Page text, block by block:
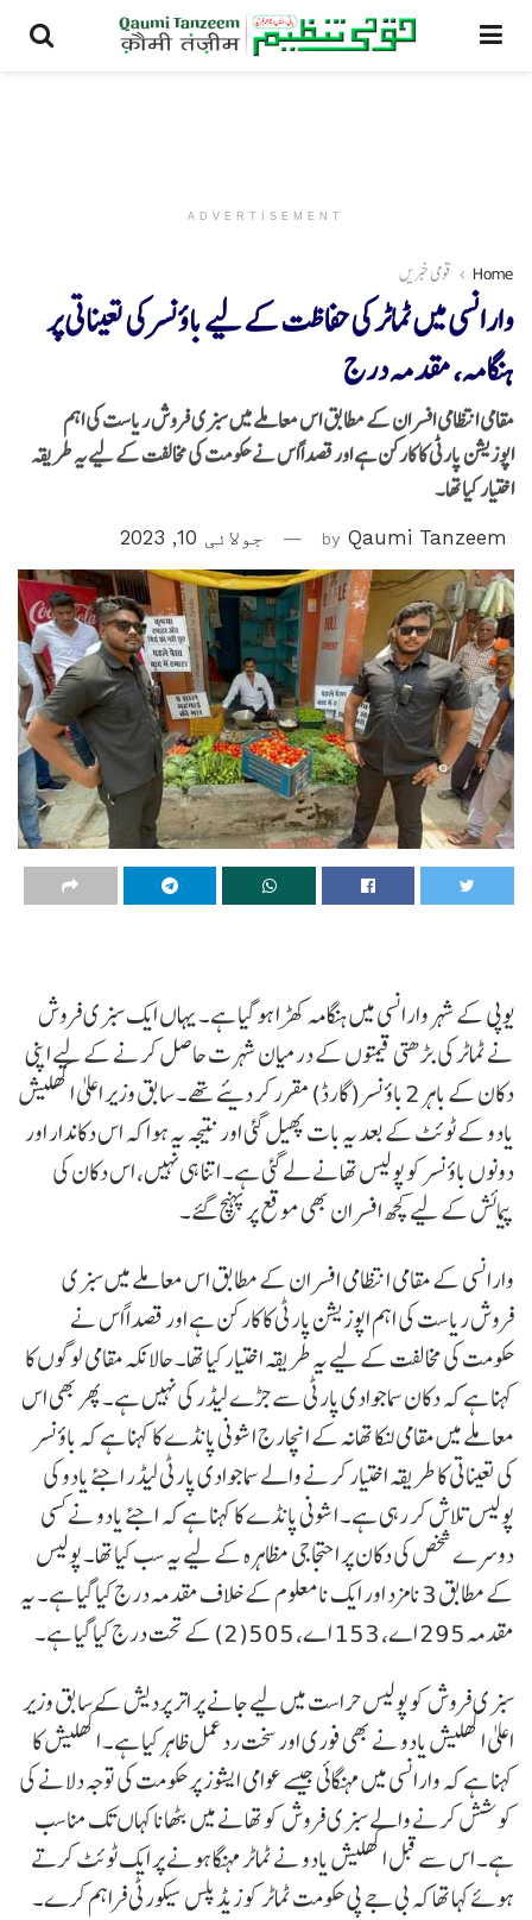
ADVERTISEMENT
Home قومی خبریں
وارانسی میں ٹماٹر کی حفاظت کے لیے باؤنسر کی تعیناتی پر
ہنگامہ، مقدمہ درج
مقامی انتظامی افسران کے مطابق اس معاملے میں سبزی فروش ریاست کی اہم
اپوزیشن پارٹی کا کارکن ہے اور قصداً اس نے حکومت کی مخالفت کے لیے یہ طریقہ
اختیار کیا تھا۔
by Qaumi Tanzeem جولائی 10, 2023
یوپی کے شہر وارانسی میں ہنگامہ کھڑا ہو گیا ہے۔ یہاں ایک سبزی فروش
نے ٹماٹر کی بڑھتی قیمتوں کے درمیان شہرت حاصل کرنے کے لیے اپنی
دکان کے باہر 2 باؤنسر (گارڈ) مقرر کر دیئے تھے۔ سابق وزیر اعلیٰ اکھلیش
یادو کے ٹوئٹ کے بعد یہ بات پھیل گئی اور نتیجہ یہ ہوا کہ اس دکاندار اور
دونوں باؤنسر کو پولیس تھانے لے گئی ہے۔ اتنا ہی نہیں، اس دکان کی
پیمائش کے لیے کچھ افسران بھی موقع پر پہنچ گئے۔
وارانسی کے مقامی انتظامی افسران کے مطابق اس معاملے میں سبزی
فروش ریاست کی اہم اپوزیشن پارٹی کا کارکن ہے اور قصداً اس نے
حکومت کی مخالفت کے لیے یہ طریقہ اختیار کیا تھا۔ حالانکہ مقامی لوگوں کا
کہنا ہے کہ دکان سماجوادی پارٹی سے جڑے لیڈر کی نہیں ہے۔ پھر بھی اس
معاملے میں مقامی لنکا تھانہ کے انچارج اشونی پانڈے کا کہنا ہے کہ باؤنسر
کی تعیناتی کا طریقہ اختیار کرنے والے سماجوادی پارٹی لیڈر اجئے یادو کی
پولیس تلاش کر رہی ہے۔ اشونی پانڈے کا کہنا ہے کہ اجئے یادو نے کسی
دوسرے شخص کی دکان پر احتجاجی مظاہرہ کے لیے یہ سب کیا تھا۔ پولیس
کے مطابق 3 نامزد اور ایک نامعلوم کے خلاف مقدمہ درج کیا گیا ہے۔ یہ
مقدمہ 295 اے، 153 اے، 505(2) کے تحت درج کیا گیا ہے۔
سبزی فروش کو پولیس حراست میں لیے جانے پر اتر پردیش کے سابق وزیر
اعلیٰ اکھلیش یادو نے بھی فوری اور سخت رد عمل ظاہر کیا ہے۔ اکھلیش کا
کہنا ہے کہ وارانسی میں مہنگائی جیسے عوامی ایشوز پر حکومت کی توجہ دلانے کی
کوشش کرنے والے سبزی فروش کو تھانے میں بٹھانا کہاں تک مناسب
ہے۔ اس سے قبل اکھلیش یادو نے ٹماٹر مہنگا ہونے پر ایک ٹوئٹ کرتے
ہوئے کہا تھا کہ بی جے پی حکومت ٹماٹر کو زیڈ پلس سیکورٹی فراہم کرے۔